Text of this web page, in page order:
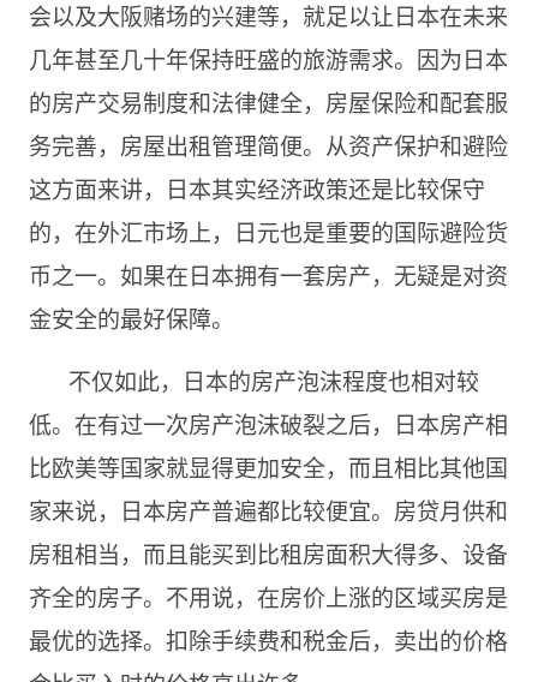
会以及大阪赌场的兴建等，就足以让日本在未来
几年甚至几十年保持旺盛的旅游需求。因为日本
的房产交易制度和法律健全，房屋保险和配套服
务完善，房屋出租管理简便。从资产保护和避险
这方面来讲，日本其实经济政策还是比较保守
的，在外汇市场上，日元也是重要的国际避险货
币之一。如果在日本拥有一套房产，无疑是对资
金安全的最好保障。
不仅如此，日本的房产泡沫程度也相对较
低。在有过一次房产泡沫破裂之后，日本房产相
比欧美等国家就显得更加安全，而且相比其他国
家来说，日本房产普遍都比较便宜。房贷月供和
房租相当，而且能买到比租房面积大得多、设备
齐全的房子。不用说，在房价上涨的区域买房是
最优的选择。扣除手续费和税金后，卖出的价格